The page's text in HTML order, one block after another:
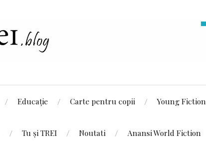
Educație Carte pentru copii Young Fiction
Tu și TREI Noutati Anansi World Fiction